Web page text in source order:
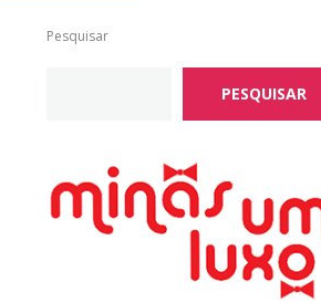
Pesquisar
PESQUISAR